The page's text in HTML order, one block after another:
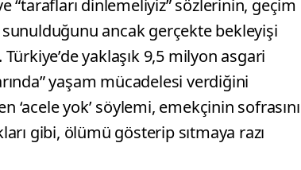
“tarafları dinlemeliyiz” sözlerinin, geçim
sunulduğunu ancak gerçekte bekleyişi
yaklaşık 9,5 milyon asgari
yaşam mücadelesi verdiğini
‘acele yok’ söylemi, emekçinin
gibi, ölümü gösterip sıtmaya razı